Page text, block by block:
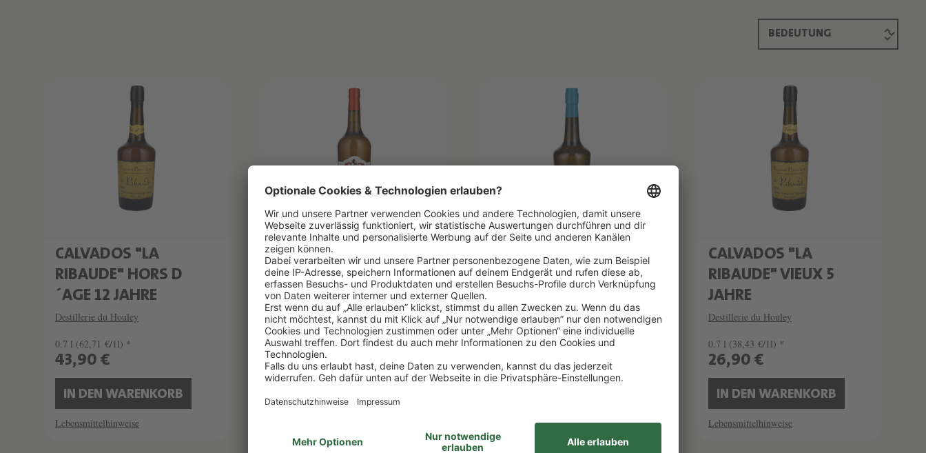
CALVADOS "LA
RIBAUDE" HORS D
´AGE 12 JAHRE
Destillerie du Houley
0.7 l (62,71 €/1l) *
43,90 €
IN DEN WARENKORB
Lebensmittelhinweise
CALVADOS SELECT
AOC
Christian Drouin
0.7 l(42,71 €/1l) *
29,90 €
LE GIN
Christian Drouin
0.7 l(53,57 €/1l) *
37,50 €
Lebensmittelhinweise
CALVADOS "LA
RIBAUDE" VIEUX 5
JAHRE
Destillerie du Houley
0.7 l (38,43 €/1l) *
26,90 €
IN DEN WARENKORB
Lebensmittelhinweise